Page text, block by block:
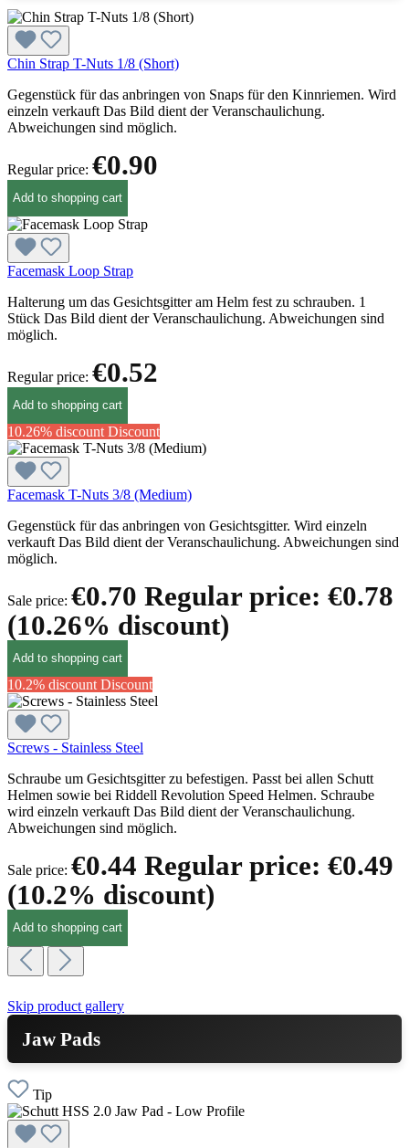
Chin Strap T-Nuts 1/8 (Short)
Gegenstück für das anbringen von Snaps für den Kinnriemen. Wird
einzeln verkauft Das Bild dient der Veranschaulichung.
Abweichungen sind möglich.
Regular price: €0.90
Add to shopping cart
Facemask Loop Strap
Halterung um das Gesichtsgitter am Helm fest zu schrauben. 1
Stück Das Bild dient der Veranschaulichung. Abweichungen sind
möglich.
Regular price: €0.52
Add to shopping cart
10.26% discount Discount
Facemask T-Nuts 3/8 (Medium)
Gegenstück für das anbringen von Gesichtsgitter. Wird einzeln
verkauft Das Bild dient der Veranschaulichung. Abweichungen sind
möglich.
Sale price: €0.70 Regular price: €0.78
(10.26% discount)
Add to shopping cart
10.2% discount Discount
Screws - Stainless Steel
Schraube um Gesichtsgitter zu befestigen. Passt bei allen Schutt
Helmen sowie bei Riddell Revolution Speed Helmen. Schraube
wird einzeln verkauft Das Bild dient der Veranschaulichung.
Abweichungen sind möglich.
Sale price: €0.44 Regular price: €0.49
(10.2% discount)
Add to shopping cart
Skip product gallery
Jaw Pads
Tip